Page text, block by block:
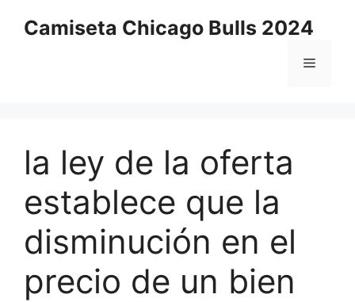
Camiseta Chicago Bulls 2024
Menú
la ley de la oferta
establece que la
disminución en el
precio de un bien